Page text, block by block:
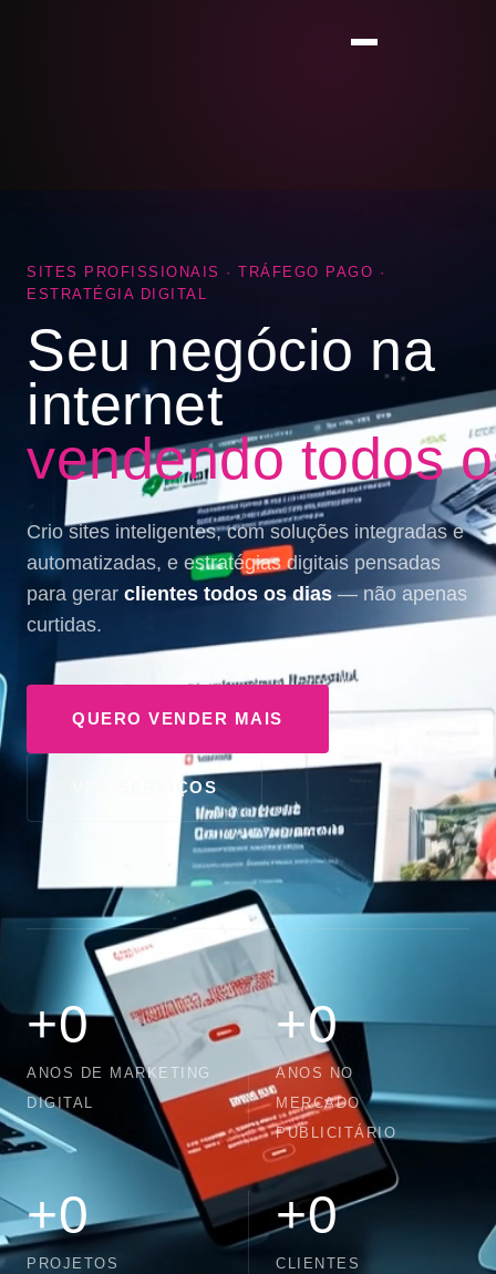
SITES PROFISSIONAIS · TRÁFEGO PAGO ·
ESTRATÉGIA DIGITAL
Seu negócio na
internet
vendendo todos
Crio sites inteligentes, com soluções integradas e
automatizadas, e estratégias digitais pensadas
para gerar clientes todos os dias — não apenas
curtidas.
QUERO VENDER MAIS
VER SERVIÇOS
+0
ANOS DE MARKETING
DIGITAL
+0
ANOS NO
MERCADO
PUBLICITÁRIO
+0
PROJETOS
+0
CLIENTES